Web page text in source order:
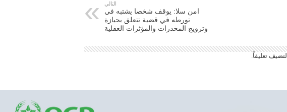
التالي
امن سلا: يوقف شخصا يشتبه في
تورطه في قضية تتعلق بحيازة
وترويج المخدرات والمؤثرات العقلية
لتضيف تعليقاً.